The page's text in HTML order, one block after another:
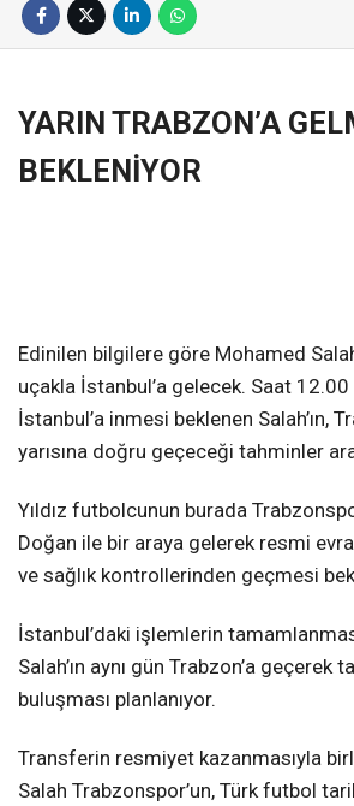
YARIN TRABZON’A
BEKLENİYOR
Edinilen bilgilere göre Mohamed
uçakla İstanbul’a gelecek. Saat 12.00
İstanbul’a inmesi beklenen Salah’ın,
yarısına doğru geçeceği tahminler
Yıldız futbolcunun burada
Doğan ile bir araya gelerek resmi
ve sağlık kontrollerinden geçmesi
İstanbul’daki işlemlerin
Salah’ın aynı gün Trabzon’a geçerek
buluşması planlanıyor.
Transferin resmiyet kazanmasıyla
Salah Trabzonspor’un, Türk futbol